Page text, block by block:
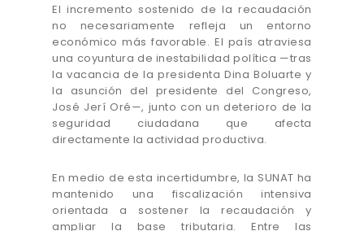
El incremento sostenido de la recaudación
no necesariamente refleja un entorno
económico más favorable. El país atraviesa
una coyuntura de inestabilidad política —tras
la vacancia de la presidenta Dina Boluarte y
la asunción del presidente del Congreso,
José Jerí Oré—, junto con un deterioro de la
seguridad ciudadana que afecta
directamente la actividad productiva.
En medio de esta incertidumbre, la SUNAT ha
mantenido una fiscalización intensiva
orientada a sostener la recaudación y
ampliar la base tributaria. Entre las